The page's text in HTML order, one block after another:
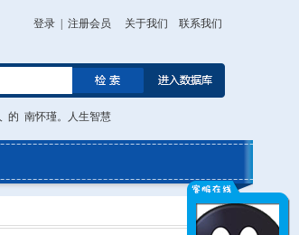
登录 注册会员 关于我们 联系我们
的 南怀瑾。人生智慧